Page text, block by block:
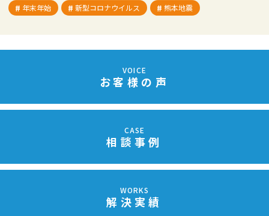
年末年始
新型コロナウイルス 熊本地震
VOICE
お客様の声
CASE
相談事例
WORKS
解決実績